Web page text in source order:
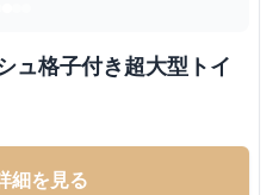
ュ格子付き超大型トイ
細を見る